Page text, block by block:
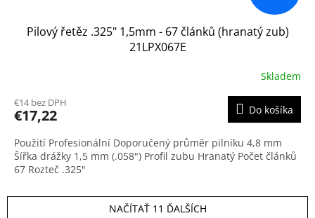
Pilový řetěz .325" 1,5mm - 67 článků (hranatý zub)
21LPX067E
Skladem
€14 bez DPH
€17,22 Do košíka
Použití Profesionální Doporučený průměr pilníku 4,8 mm
Šířka drážky 1,5 mm (.058") Profil zubu Hranatý Počet článků
67 Rozteč .325"
NAČÍTAŤ 11 ĎALŠÍCH